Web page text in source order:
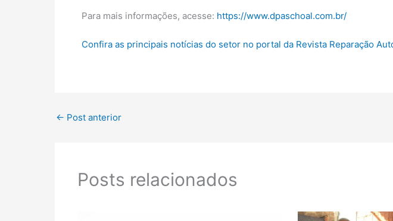
Para mais informações, acesse: https://www.dpaschoal.com.br/
Confira as principais notícias do setor no portal da Revista Reparação
← Post anterior
Posts relacionados